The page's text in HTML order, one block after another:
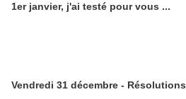
1er janvier, j'ai testé pour vous ...
Vendredi 31 décembre - Résolutions